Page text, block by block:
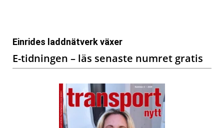
Einrides laddnätverk växer
E-tidningen – läs senaste numret gratis